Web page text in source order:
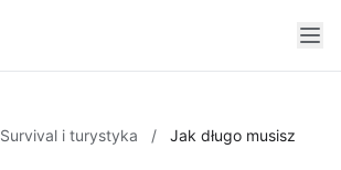
Survival i turystyka /
Jak długo musisz